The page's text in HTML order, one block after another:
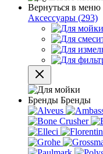
Вернуться в меню
Аксессуары (293)
Бренды Бренды